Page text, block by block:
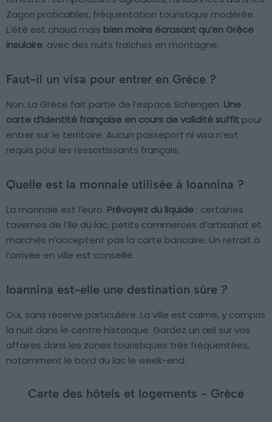
Zagori praticables, fréquentation touristique modérée.
L’été est chaud mais bien moins écrasant qu’en Grèce
insulaire, avec des nuits fraîches en montagne.
Faut-il un visa pour entrer en Grèce ?
Non. La Grèce fait partie de l’espace Schengen. Une
carte d’identité française en cours de validité suffit pour
entrer sur le territoire. Aucun passeport ni visa n’est
requis pour les ressortissants français.
Quelle est la monnaie utilisée à Ioannina ?
La monnaie est l’euro. Prévoyez du liquide : certaines
tavernes de l’île du lac, petits commerces d’artisanat et
marchés n’acceptent pas la carte bancaire. Un retrait à
l’arrivée en ville est conseillé.
Ioannina est-elle une destination sûre ?
Oui, sans réserve particulière. La ville est calme, y compris
la nuit dans le centre historique. Gardez un œil sur vos
affaires dans les zones touristiques très fréquentées,
notamment le bord du lac le week-end.
Carte des hôtels et logements - Grèce